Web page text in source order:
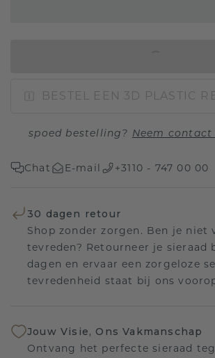
BESTEL EEN 3D PLASTIC
spoed bestelling? Neem contact
Chat E-mail +3110 - 747 00 00
30 dagen retour
Shop zonder zorgen. Ben je niet
tevreden? Retourneer je sieraad
dagen en ervaar een zorgeloze
tevredenheid staat bij ons
Jouw Visie, Ons Vakmanschap
Ontvang het perfecte sieraad